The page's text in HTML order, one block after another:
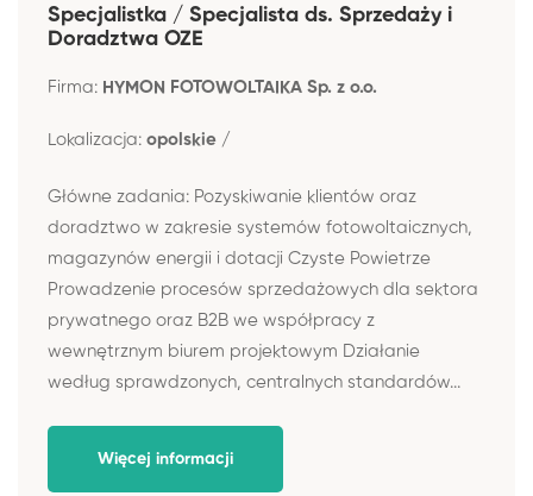
Specjalistka / Specjalista ds. Sprzedaży i
Doradztwa OZE
Firma: HYMON FOTOWOLTAIKA Sp. z o.o.
Lokalizacja: opolskie /
Główne zadania: Pozyskiwanie klientów oraz
doradztwo w zakresie systemów fotowoltaicznych,
magazynów energii i dotacji Czyste Powietrze
Prowadzenie procesów sprzedażowych dla sektora
prywatnego oraz B2B we współpracy z
wewnętrznym biurem projektowym Działanie
według sprawdzonych, centralnych standardów...
Więcej informacji